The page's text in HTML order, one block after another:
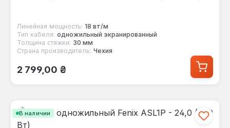
Линейная мощность: 18 вт/м
Тип кабеля: одножильный экранированный
Толщина стяжки: 30 мм
Страна производитель: Чехия
Обычная цена:
2 799,00 ₴
В наличии